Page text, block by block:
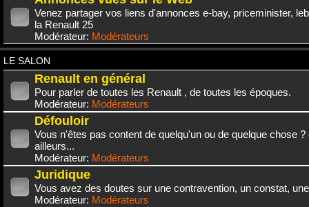
Venez partager vos liens d'annonces e-bay, priceminister,
la Renault 25
Modérateur: Modérateurs
LE SALON
Renault en général
Pour parler de toutes les Renault , de toutes les époques.
Modérateur: Modérateurs
Défouloir
Vous n'êtes pas content de quelqu'un ou de quelque chose
ailleurs...
Modérateur: Modérateurs
Juridique
Vous avez des doutes sur une contravention, un constat,
Modérateur: Modérateurs